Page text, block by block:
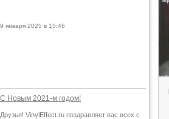
9 января 2025 в 15:46
С Новым 2021-м годом!
Друзья! VinylEffect.ru поздравляет вас всех с